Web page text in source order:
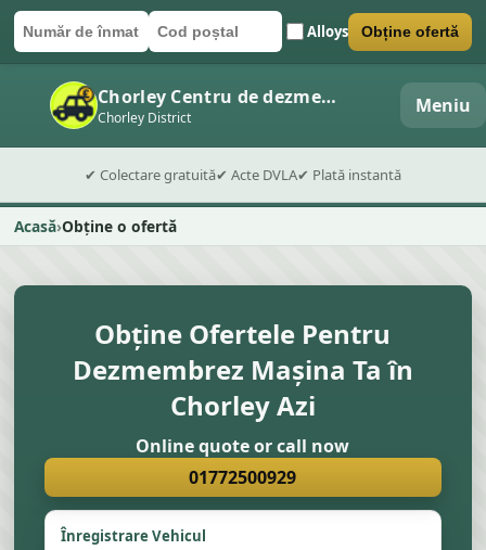
Număr de înmatriculare
Cod poștal Alloys
Trimite formularul Obține ofertă
Chorley Centru de dezmembrări auto
Chorley District Meniu
✔ Colectare gratuită✔ Acte DVLA✔ Plată instantă
Acasă Obține o ofertă
Obține Ofertele Pentru
Dezmembrez Mașina Ta în
Chorley Azi
Online quote or call now
01772500929
Înregistrare Vehicul